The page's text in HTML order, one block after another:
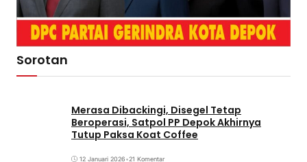
Sorotan
Merasa Dibackingi, Disegel Tetap
Beroperasi, Satpol PP Depok Akhirnya
Tutup Paksa Koat Coffee
12 Januari 2026•21 Komentar